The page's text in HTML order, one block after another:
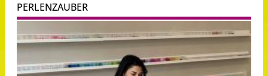
PERLENZAUBER